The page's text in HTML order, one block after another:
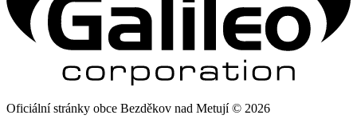
Oficiální stránky obce Bezděkov nad Metují © 2026